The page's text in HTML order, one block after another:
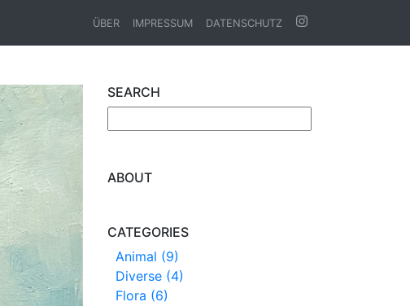
ÜBER IMPRESSUM DATENSCHUTZ
SEARCH
ABOUT
CATEGORIES
Animal (9)
Diverse (4)
Flora (6)